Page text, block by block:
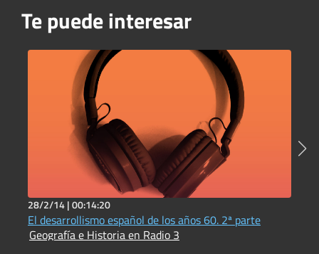
Te puede interesar
28/2/14 |00:14:20
El desarrollismo español de los años 60. 2ª parte
Geografía e Historia en Radio 3